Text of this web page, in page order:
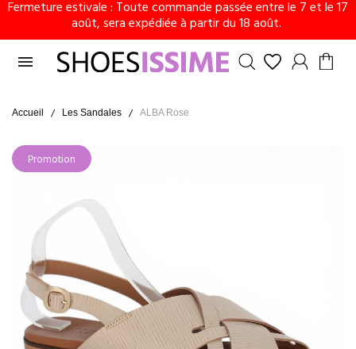
Fermeture estivale : Toute commande passée entre le 7 et le 17
août, sera expédiée à partir du 18 août.

Accueil Les Sandales ALBA Rose
Promotion